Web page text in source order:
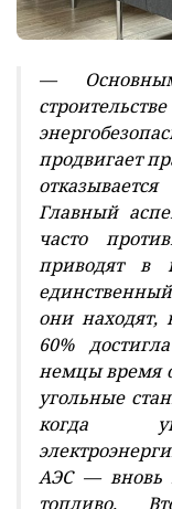
—
продвигает
Главный
часто
приводят в
они находят,
60%
немцы время
угольные
когда
АЭС — вновь
топливо.